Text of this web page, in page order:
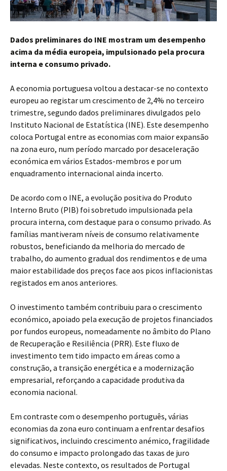
Dados preliminares do INE mostram um desempenho
acima da média europeia, impulsionado pela procura
interna e consumo privado.
A economia portuguesa voltou a destacar-se no contexto
europeu ao registar um crescimento de 2,4% no terceiro
trimestre, segundo dados preliminares divulgados pelo
Instituto Nacional de Estatística (INE). Este desempenho
coloca Portugal entre as economias com maior expansão
na zona euro, num período marcado por desaceleração
económica em vários Estados-membros e por um
enquadramento internacional ainda incerto.
De acordo com o INE, a evolução positiva do Produto
Interno Bruto (PIB) foi sobretudo impulsionada pela
procura interna, com destaque para o consumo privado. As
famílias mantiveram níveis de consumo relativamente
robustos, beneficiando da melhoria do mercado de
trabalho, do aumento gradual dos rendimentos e de uma
maior estabilidade dos preços face aos picos inflacionistas
registados em anos anteriores.
O investimento também contribuiu para o crescimento
económico, apoiado pela execução de projetos financiados
por fundos europeus, nomeadamente no âmbito do Plano
de Recuperação e Resiliência (PRR). Este fluxo de
investimento tem tido impacto em áreas como a
construção, a transição energética e a modernização
empresarial, reforçando a capacidade produtiva da
economia nacional.
Em contraste com o desempenho português, várias
economias da zona euro continuam a enfrentar desafios
significativos, incluindo crescimento anémico, fragilidade
do consumo e impacto prolongado das taxas de juro
elevadas. Neste contexto, os resultados de Portugal